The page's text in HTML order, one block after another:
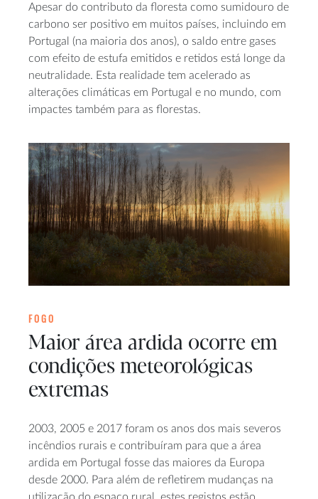
Apesar do contributo da floresta como sumidouro de
carbono ser positivo em muitos países, incluindo em
Portugal (na maioria dos anos), o saldo entre gases
com efeito de estufa emitidos e retidos está longe da
neutralidade. Esta realidade tem acelerado as
alterações climáticas em Portugal e no mundo, com
impactes também para as florestas.
FOGO
Maior área ardida ocorre em
condições meteorológicas
extremas
2003, 2005 e 2017 foram os anos dos mais severos
incêndios rurais e contribuíram para que a área
ardida em Portugal fosse das maiores da Europa
desde 2000. Para além de refletirem mudanças na